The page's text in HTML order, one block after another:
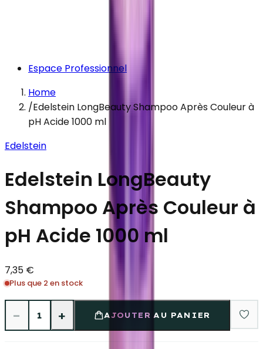
Espace Professionnel
Home
/Edelstein LongBeauty Shampoo Après Couleur à
pH Acide 1000 ml
Edelstein
Edelstein LongBeauty
Shampoo Après Couleur à
pH Acide 1000 ml
7,35 €
Plus que 2 en stock
− 1 + AJOUTER AU PANIER